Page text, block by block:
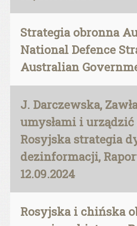
Strategia obronna
National Defence
Australian
J. Darczewska,
umysłami i
Rosyjska strategia
dezinformacji,
12.09.2024
Rosyjska i chińska